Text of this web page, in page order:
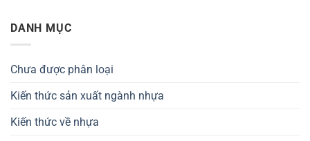
DANH MỤC
Chưa được phân loại
Kiến thức sản xuất ngành nhựa
Kiến thức về nhựa